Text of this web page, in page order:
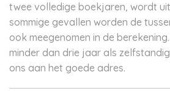
twee volledige boekjaren, wordt
sommige gevallen worden de
ook meegenomen in de
minder dan drie jaar als
ons aan het goede adres.